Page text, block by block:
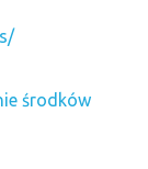
środków